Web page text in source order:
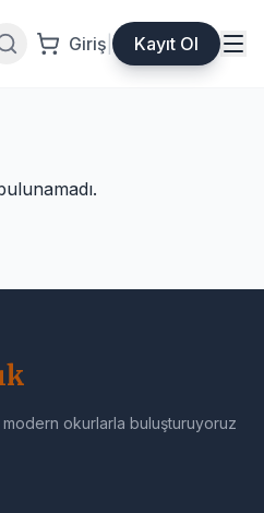
Giriş Kayıt Ol
modern okurlarla buluşturuyoruz